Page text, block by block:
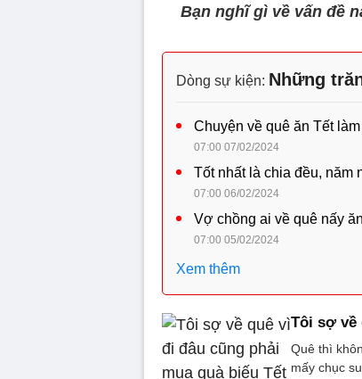
Bạn nghĩ gì về vấn đề
Dòng sự kiện: Những
Chuyện về quê ăn Tết
07:00 07/02/2024
Tốt nhất là chia đều, năm
07:00 06/02/2024
Vợ chồng ai về quê nấy
07:00 05/02/2024
Xem thêm
Tôi sợ về
Quê thì
mấy chục